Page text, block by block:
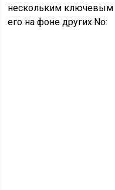
нескольким ключевым
его на фоне других.No: